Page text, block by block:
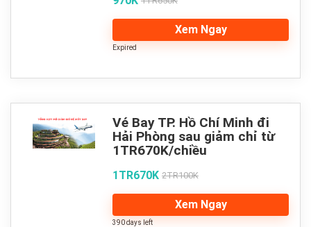
Xem Ngay
Expired
Vé Bay TP. Hồ Chí Minh đi
Hải Phòng sau giảm chỉ từ
1TR670K/chiều
1TR670K 2TR100K
Xem Ngay
390 days left